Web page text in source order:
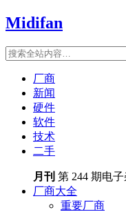
Midifan
厂商
新闻
硬件
软件
技术
二手
月刊 第 244 期电
厂商大全
重要厂商